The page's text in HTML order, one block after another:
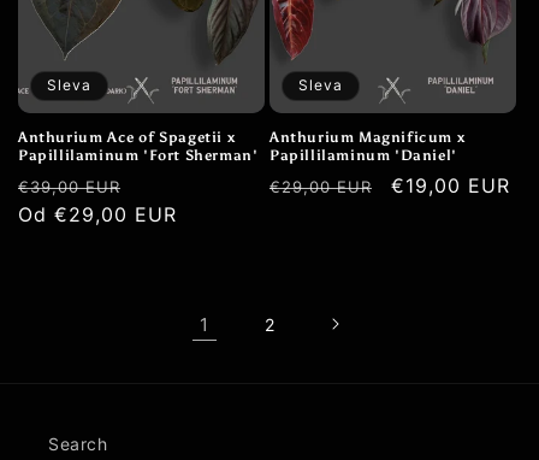
Sleva
Anthurium Ace of Spagetii x
Papillilaminum 'Fort Sherman'
Běžná
cena
€39,00 EUR
cena
Od €29,00 EUR
Sleva
Anthurium Magnificum x
Papillilaminum 'Daniel'
Běžná
€29,00 EUR
Výprodejová
€19,00 EUR
1 2
Search